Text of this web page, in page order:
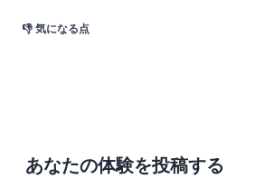
👎 気になる点
あなたの体験を投稿する